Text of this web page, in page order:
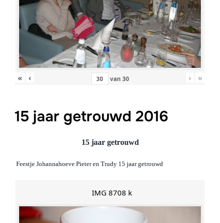
« ‹ van 30 › »
15 jaar getrouwd 2016
15 jaar getrouwd
Feestje Johannahoeve Pieter en Trudy 15 jaar getrouwd
IMG 8708 k